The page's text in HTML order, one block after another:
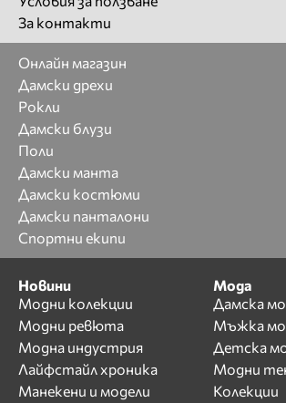
За контакти
Онлайн магазин
Дамски дрехи
Рокли
Дамски блузи
Поли
Дамски манта
Дамски костюми
Дамски панталони
Спортни екипи
Новини
Модни колекции
Модни ревюта
Модна индустрия
Лайфстайл хроника
Манекени и модели
Мода
Дамска
Мъжка
Детска
Модни
Колекции